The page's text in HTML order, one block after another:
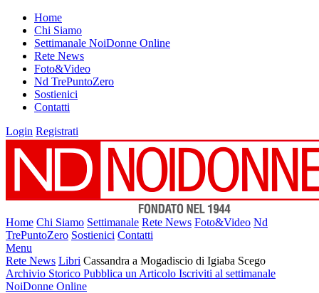
Home
Chi Siamo
Settimanale NoiDonne Online
Rete News
Foto&Video
Nd TrePuntoZero
Sostienici
Contatti
Login Registrati
Home Chi Siamo Settimanale Rete News Foto&Video Nd
TrePuntoZero Sostienici Contatti
Menu
Rete News Libri Cassandra a Mogadiscio di Igiaba Scego
Archivio Storico Pubblica un Articolo Iscriviti al settimanale
NoiDonne Online